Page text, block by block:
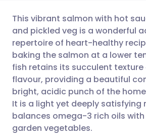
Per E-Mail teilen
Über Facebook
Teilen über
Teilen über X
🇬🇧 English
🇪🇸 Español
🇮🇹 Italiano
🇮🇳 हिन्दी
This vibrant salmon with hot
and pickled veg is a wonderful
repertoire of heart-healthy
baking the salmon at a lower
fish retains its succulent
flavour, providing a beautiful
bright, acidic punch of the
It is a light yet deeply satisfying
balances omega-3 rich oils
garden vegetables.